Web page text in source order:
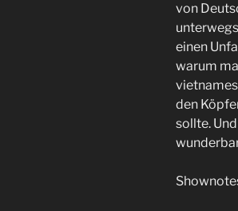
von
einen
warum
den
sollte.